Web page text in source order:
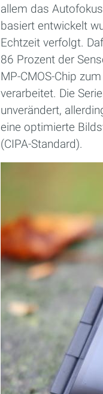
allem das
basiert entwickelt
Echtzeit verfolgt.
86 Prozent der
MP-CMOS-Chip
verarbeitet. Die
unverändert,
eine optimierte
(CIPA-Standard).